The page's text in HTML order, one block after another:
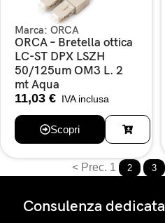
Marca: ORCA
ORCA – Bretella ottica
LC-ST DPX LSZH
50/125um OM3 L. 2
mt Aqua
11,03 € IVA inclusa
Scopri
< Prec. 1 2 3
Consulenza dedicata